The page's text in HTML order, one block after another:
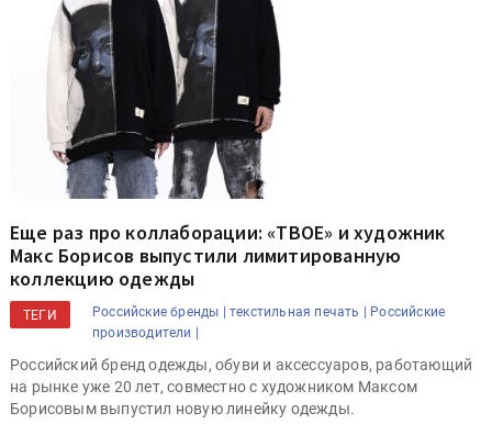
Еще раз про коллаборации: «ТВОЕ» и художник
Макс Борисов выпустили лимитированную
коллекцию одежды
ТЕГИ Российские бренды | текстильная печать | Российские
производители |
Российский бренд одежды, обуви и аксессуаров, работающий
на рынке уже 20 лет, совместно с художником Максом
Борисовым выпустил новую линейку одежды.